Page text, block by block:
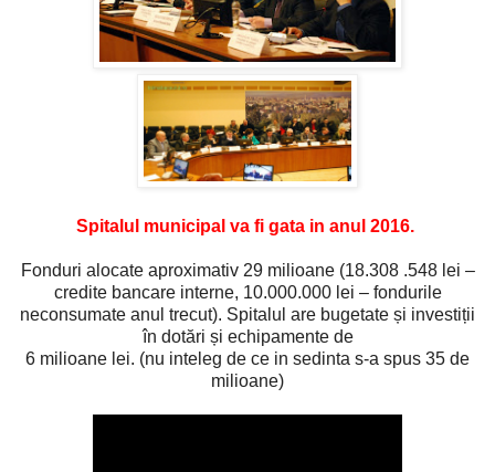
Spitalul municipal va fi gata in anul 2016.
Fonduri alocate aproximativ 29 milioane (18.308 .548 lei –
credite bancare interne, 10.000.000 lei – fondurile
neconsumate anul trecut). Spitalul are bugetate și investiții
în dotări și echipamente de
6 milioane lei. (nu inteleg de ce in sedinta s-a spus 35 de
milioane)